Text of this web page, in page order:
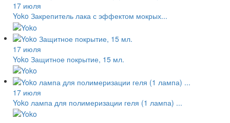
17 июля
Yoko Закрепитель лака с эффектом мокрых...
17 июля
Yoko Защитное покрытие, 15 мл.
17 июля
Yoko лампа для полимеризации геля (1 лампа) ...